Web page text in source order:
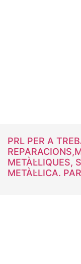
PRL PER A
METÀL·LIQUES,
METÀL·LICA.